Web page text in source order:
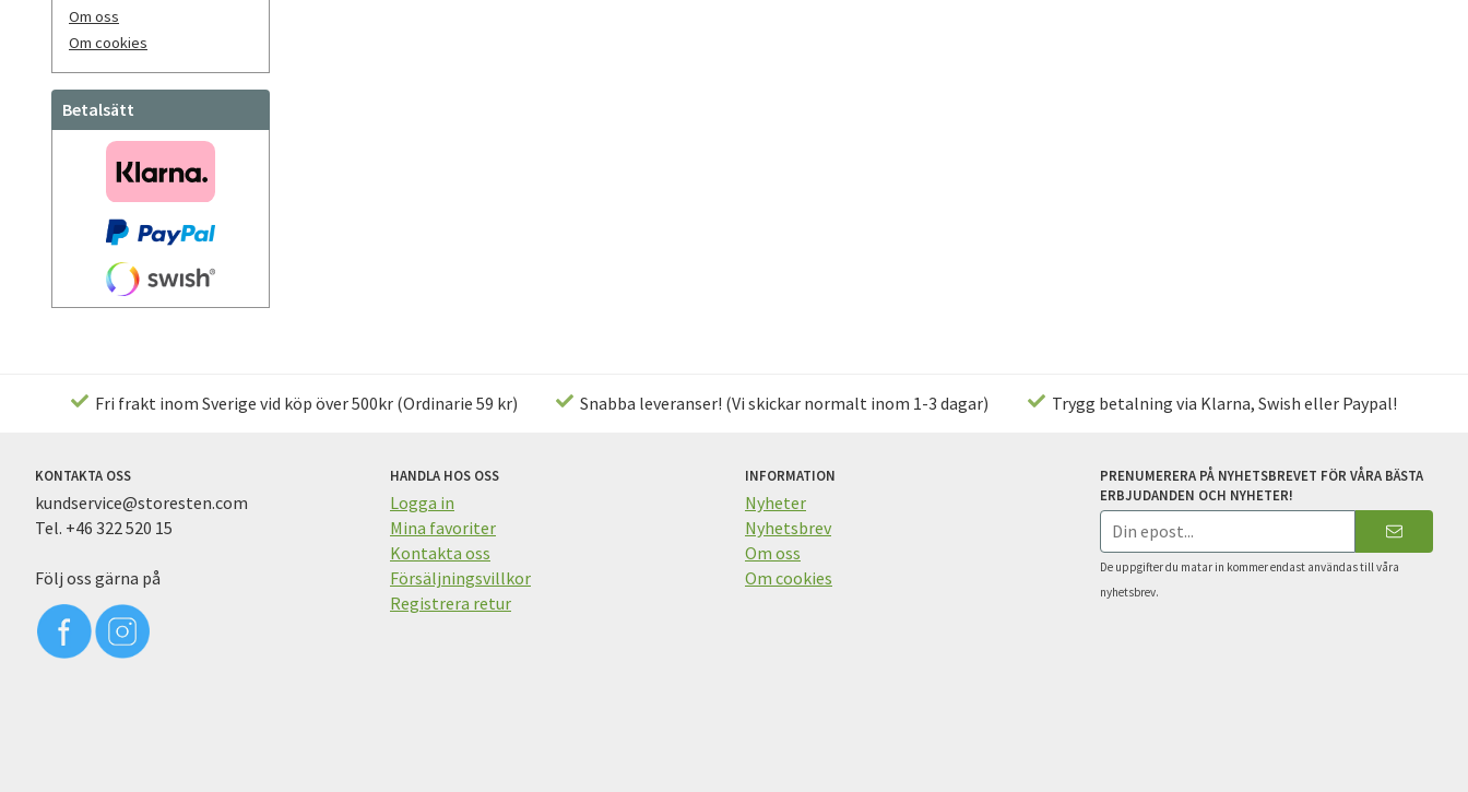
Om oss
Om cookies
Betalsätt
Fri frakt inom Sverige vid köp över 500kr (Ordinarie 59 kr) Snabba leveranser! (Vi skickar normalt inom 1-3 dagar) Trygg betalning via Klarna, Swish eller Paypal!
KONTAKTA OSS
kundservice@storesten.com
Tel. +46 322 520 15
Följ oss gärna på
HANDLA HOS OSS
Logga in
Mina favoriter
Kontakta oss
Försäljningsvillkor
Registrera retur
INFORMATION
Nyheter
Nyhetsbrev
Om oss
Om cookies
PRENUMERERA PÅ NYHETSBREVET FÖR VÅRA BÄSTA
ERBJUDANDEN OCH NYHETER!
E-
postadress
De uppgifter du matar in kommer endast användas till våra
nyhetsbrev.